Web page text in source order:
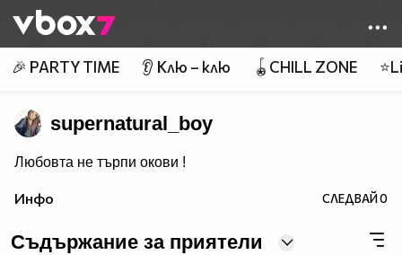
👾
🎉 PARTY TIME 👂 Клю – клю 🪀CHILL ZONE
supernatural_boy
Любовта не търпи окови !
Инфо СЛЕДВАЙ0
Съдържание за приятели